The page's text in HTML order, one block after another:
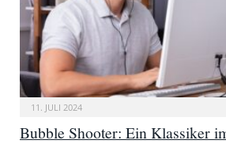
11. JULI 2024
Bubble Shooter: Ein Klassiker